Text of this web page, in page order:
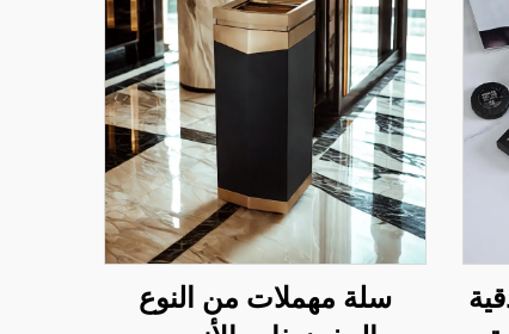
سلة مهملات من النوع